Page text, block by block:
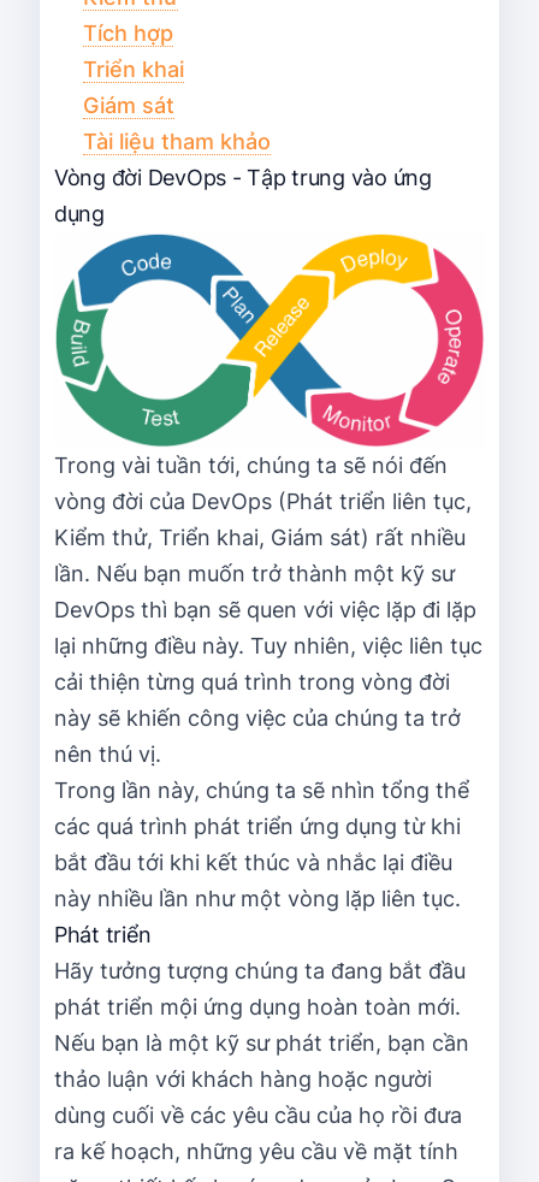
Tích hợp
Triển khai
Giám sát
Tài liệu tham khảo
Vòng đời DevOps - Tập trung vào ứng
dụng
Trong vài tuần tới, chúng ta sẽ nói đến
vòng đời của DevOps (Phát triển liên tục,
Kiểm thử, Triển khai, Giám sát) rất nhiều
lần. Nếu bạn muốn trở thành một kỹ sư
DevOps thì bạn sẽ quen với việc lặp đi lặp
lại những điều này. Tuy nhiên, việc liên tục
cải thiện từng quá trình trong vòng đời
này sẽ khiến công việc của chúng ta trở
nên thú vị.
Trong lần này, chúng ta sẽ nhìn tổng thể
các quá trình phát triển ứng dụng từ khi
bắt đầu tới khi kết thúc và nhắc lại điều
này nhiều lần như một vòng lặp liên tục.
Phát triển
Hãy tưởng tượng chúng ta đang bắt đầu
phát triển mội ứng dụng hoàn toàn mới.
Nếu bạn là một kỹ sư phát triển, bạn cần
thảo luận với khách hàng hoặc người
dùng cuối về các yêu cầu của họ rồi đưa
ra kế hoạch, những yêu cầu về mặt tính